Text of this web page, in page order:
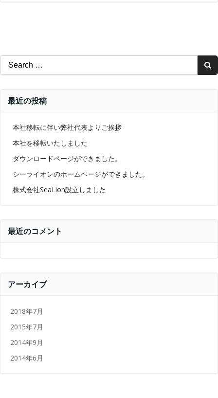
Search
for:
最近の投稿
本社移転に伴い弊社代表よりご挨拶
本社を移転いたしました
ダウンロードページができました。
シーライオンのホームページができました。
株式会社SeaLion設立しました
最近のコメント
アーカイブ
2018年7月
2015年7月
2014年9月
2014年6月